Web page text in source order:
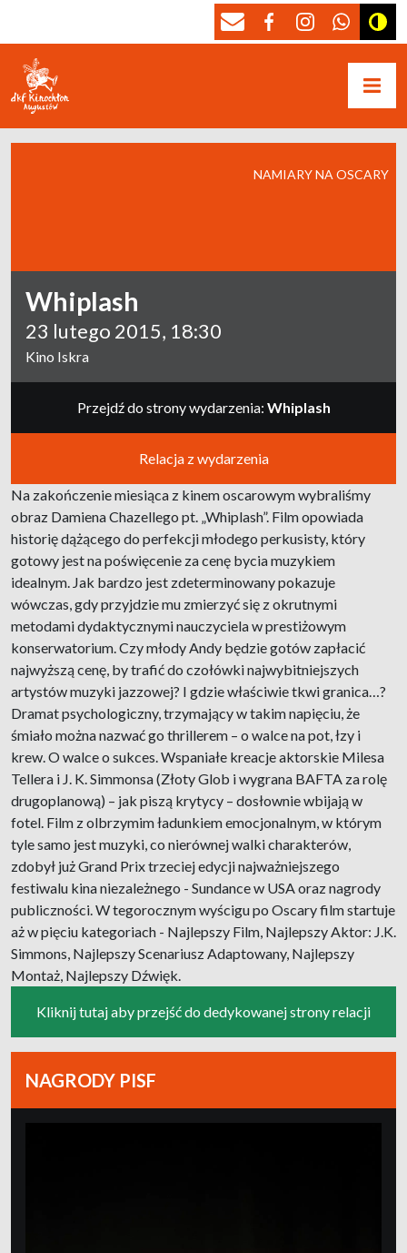
Whiplash
23 lutego 2015, 18:30
Kino Iskra
NAMIARY NA OSCARY
Przejdź do strony wydarzenia: Whiplash
Relacja z wydarzenia
Na zakończenie miesiąca z kinem oscarowym wybraliśmy
obraz Damiena Chazellego pt. „Whiplash”. Film opowiada
historię dążącego do perfekcji młodego perkusisty, który
gotowy jest na poświęcenie za cenę bycia muzykiem
idealnym. Jak bardzo jest zdeterminowany pokazuje
wówczas, gdy przyjdzie mu zmierzyć się z okrutnymi
metodami dydaktycznymi nauczyciela w prestiżowym
konserwatorium. Czy młody Andy będzie gotów zapłacić
najwyższą cenę, by trafić do czołówki najwybitniejszych
artystów muzyki jazzowej? I gdzie właściwie tkwi granica…?
Dramat psychologiczny, trzymający w takim napięciu, że
śmiało można nazwać go thrillerem – o walce na pot, łzy i
krew. O walce o sukces. Wspaniałe kreacje aktorskie Milesa
Tellera i J. K. Simmonsa (Złoty Glob i wygrana BAFTA za rolę
drugoplanową) – jak piszą krytycy – dosłownie wbijają w
fotel. Film z olbrzymim ładunkiem emocjonalnym, w którym
tyle samo jest muzyki, co nierównej walki charakterów,
zdobył już Grand Prix trzeciej edycji najważniejszego
festiwalu kina niezależnego - Sundance w USA oraz nagrody
publiczności. W tegorocznym wyścigu po Oscary film startuje
aż w pięciu kategoriach - Najlepszy Film, Najlepszy Aktor: J.K.
Simmons, Najlepszy Scenariusz Adaptowany, Najlepszy
Montaż, Najlepszy Dźwięk.
Kliknij tutaj aby przejść do dedykowanej strony relacji
NAGRODY PISF